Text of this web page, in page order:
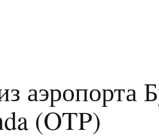
аэропорта
(OTP)